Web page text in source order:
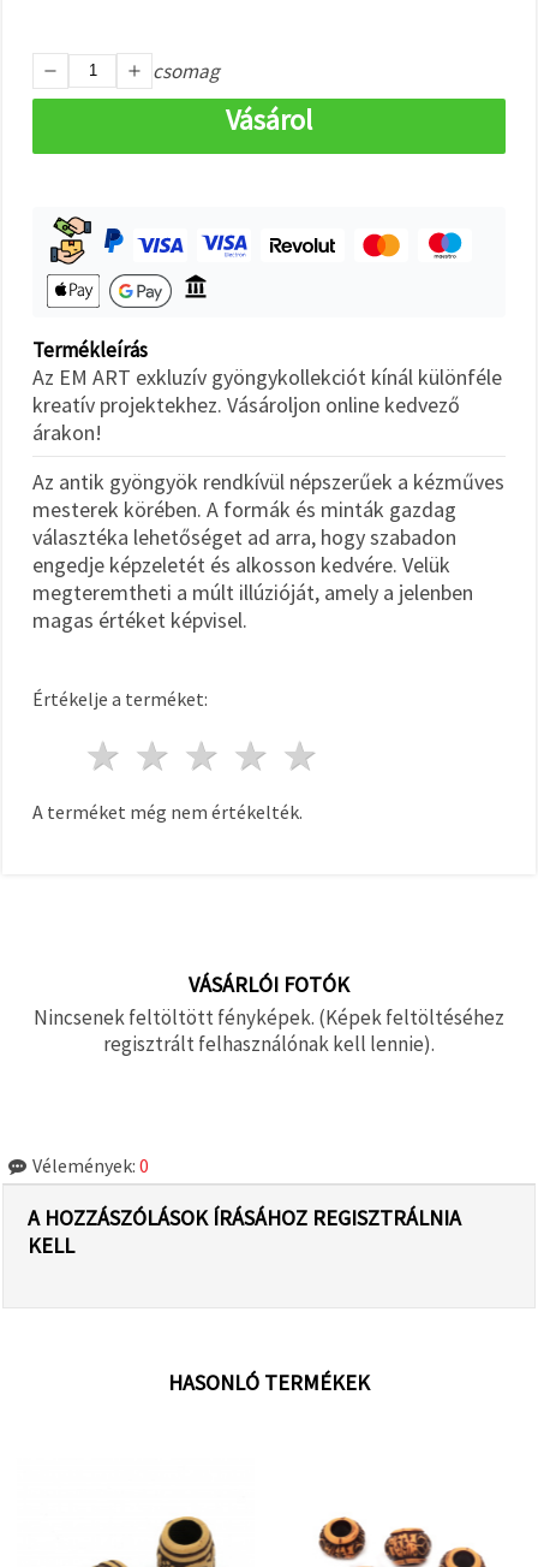
Fogadja
Beállítások
csomag
Vásárol
Termékleírás
Az EM ART exkluzív gyöngykollekciót kínál különféle
kreatív projektekhez. Vásároljon online kedvező
árakon!
Az antik gyöngyök rendkívül népszerűek a kézműves
mesterek körében. A formák és minták gazdag
választéka lehetőséget ad arra, hogy szabadon
engedje képzeletét és alkosson kedvére. Velük
megteremtheti a múlt illúzióját, amely a jelenben
magas értéket képvisel.
Értékelje a terméket:
4 csillagok
3 csillagok
2 csillagok
1 csillag
A terméket még nem értékelték.
VÁSÁRLÓI FOTÓK
Nincsenek feltöltött fényképek. (Képek feltöltéséhez
regisztrált felhasználónak kell lennie).
Vélemények: 0
A HOZZÁSZÓLÁSOK ÍRÁSÁHOZ REGISZTRÁLNIA
KELL
HASONLÓ TERMÉKEK